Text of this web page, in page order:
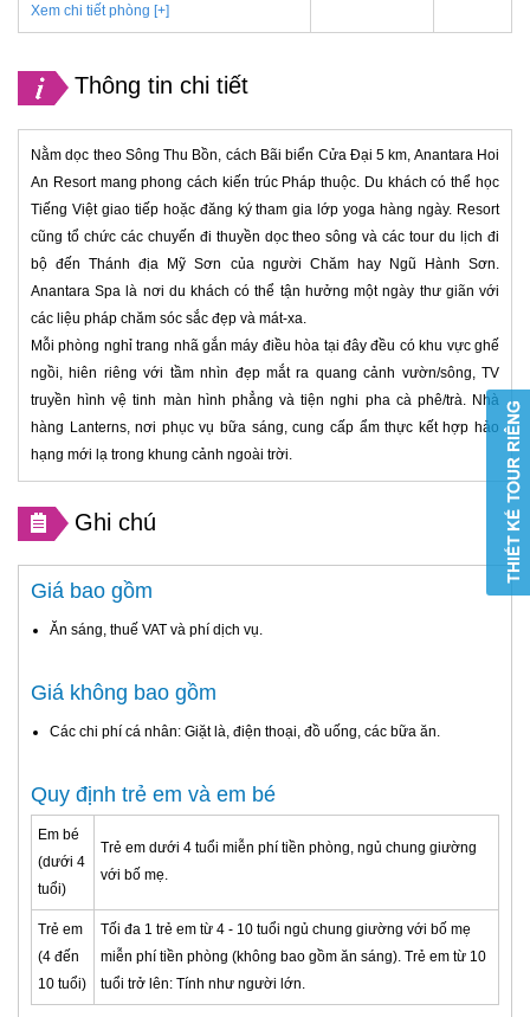
Xem chi tiết phòng [+]
Thông tin chi tiết
Nằm dọc theo Sông Thu Bồn, cách Bãi biển Cửa Đại 5 km, Anantara Hoi
An Resort mang phong cách kiến trúc Pháp thuộc. Du khách có thể học
Tiếng Việt giao tiếp hoặc đăng ký tham gia lớp yoga hàng ngày. Resort
cũng tổ chức các chuyến đi thuyền dọc theo sông và các tour du lịch đi
bộ đến Thánh địa Mỹ Sơn của người Chăm hay Ngũ Hành Sơn.
Anantara Spa là nơi du khách có thể tận hưởng một ngày thư giãn với
các liệu pháp chăm sóc sắc đẹp và mát-xa.
Mỗi phòng nghỉ trang nhã gắn máy điều hòa tại đây đều có khu vực ghế
ngồi, hiên riêng với tầm nhìn đẹp mắt ra quang cảnh vườn/sông, TV
truyền hình vệ tinh màn hình phẳng và tiện nghi pha cà phê/trà. Nhà
hàng Lanterns, nơi phục vụ bữa sáng, cung cấp ẩm thực kết hợp hảo
hạng mới lạ trong khung cảnh ngoài trời.
Ghi chú
Giá bao gồm
Ăn sáng, thuế VAT và phí dịch vụ.
Giá không bao gồm
Các chi phí cá nhân: Giặt là, điện thoại, đồ uống, các bữa ăn.
Quy định trẻ em và em bé
Em bé
(dưới 4
tuổi)
Trẻ em dưới 4 tuổi miễn phí tiền phòng, ngủ chung giường
với bố mẹ.
Trẻ em
(4 đến
10 tuổi)
Tối đa 1 trẻ em từ 4 - 10 tuổi ngủ chung giường với bố mẹ
miễn phí tiền phòng (không bao gồm ăn sáng). Trẻ em từ 10
tuổi trở lên: Tính như người lớn.